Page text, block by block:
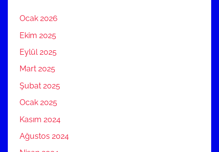
Ocak 2026
Ekim 2025
Eylül 2025
Mart 2025
Şubat 2025
Ocak 2025
Kasım 2024
Ağustos 2024